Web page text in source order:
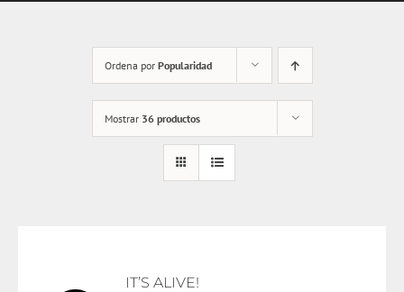
Ordena por Popularidad
Mostrar 36 productos
IT’S ALIVE!